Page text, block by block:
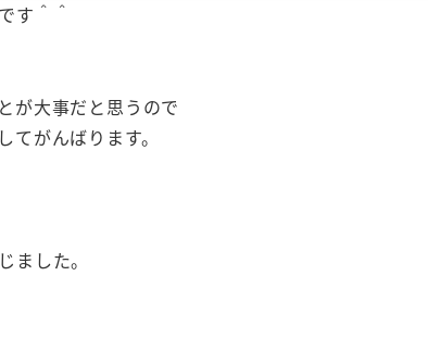
す＾＾
が大事だと思うので
がんばります。
ました。